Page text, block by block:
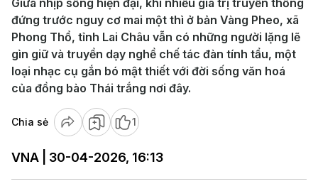
Giữa nhịp sống hiện đại, khi nhiều giá trị truyền thống
đứng trước nguy cơ mai một thì ở bản Vàng Pheo, xã
Phong Thổ, tỉnh Lai Châu vẫn có những người lặng lẽ
gìn giữ và truyền dạy nghề chế tác đàn tính tẩu, một
loại nhạc cụ gắn bó mật thiết với đời sống văn hoá
của đồng bào Thái trắng nơi đây.
Chia sẻ 1
VNA | 30-04-2026, 16:13